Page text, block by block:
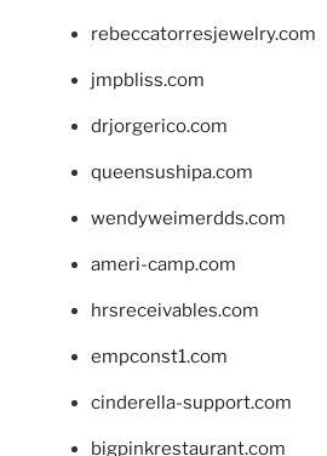
rebeccatorresjewelry.com
jmpbliss.com
drjorgerico.com
queensushipa.com
wendyweimerdds.com
ameri-camp.com
hrsreceivables.com
empconst1.com
cinderella-support.com
bigpinkrestaurant.com